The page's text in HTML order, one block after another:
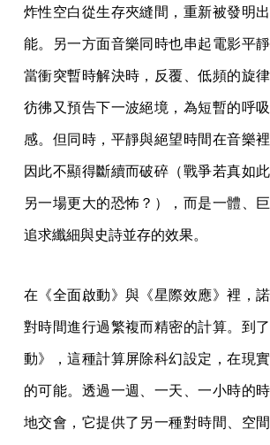
炸性空白從生存夾縫間，重新被發明
能。另一方面音樂同時也串起電影平靜
當衝突暫時解決時，反覆、低頻的旋
彷彿又預告下一波絕境，為短暫的呼
感。但同時，平靜與絕望時間在音樂
因此不顯得斷續而破碎（戰爭若真如
另一場更大的恐怖？），而是一體、
追求纖細與史詩並存的效果。
在《全面啟動》與《星際效應》裡，
對時間進行過繁複而精密的計算。到
動》，這種計算屏除科幻設定，在現
的可能。透過一週、一天、一小時的
地交會，它提供了另一種對時間、空